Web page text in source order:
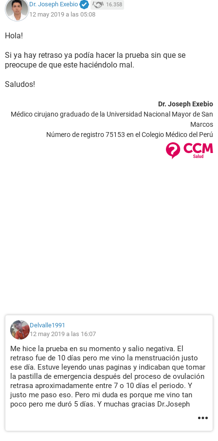
Dr. Joseph Exebio 16.358
12 may 2019 a las 05:08
Hola!
Si ya hay retraso ya podía hacer la prueba sin que se
preocupe de que este haciéndolo mal.
Saludos!
Dr. Joseph Exebio
Médico cirujano graduado de la Universidad Nacional Mayor de San
Marcos
Número de registro 75153 en el Colegio Médico del Perú
Delvalle1991
12 may 2019 a las 16:07
Me hice la prueba en su momento y salio negativa. El
retraso fue de 10 días pero me vino la menstruación justo
ese día. Estuve leyendo unas paginas y indicaban que tomar
la pastilla de emergencia después del proceso de ovulación
retrasa aproximadamente entre 7 o 10 días el periodo. Y
justo me paso eso. Pero mi duda es porque me vino tan
poco pero me duró 5 días. Y muchas gracias Dr.Joseph